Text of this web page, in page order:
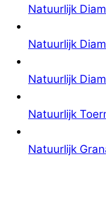
Natuurlijk
Natuurlijk
Natuurlijk
Natuurlijk
Natuurlijk